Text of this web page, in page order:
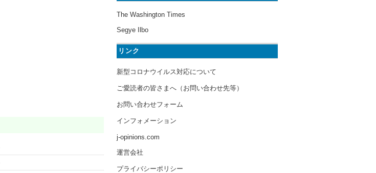
The Washington Times
Segye Ilbo
リンク
新型コロナウイルス対応について
ご愛読者の皆さまへ（お問い合わせ先等）
お問い合わせフォーム
インフォメーション
j-opinions.com
運営会社
プライバシーポリシー